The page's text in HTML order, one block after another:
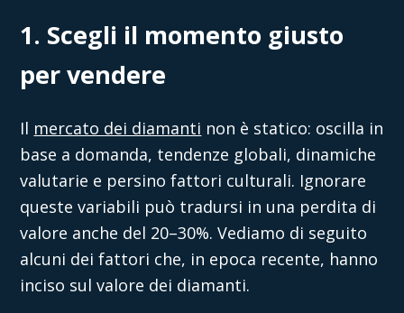
1. Scegli il momento giusto
per vendere
Il mercato dei diamanti non è statico: oscilla in
base a domanda, tendenze globali, dinamiche
valutarie e persino fattori culturali. Ignorare
queste variabili può tradursi in una perdita di
valore anche del 20–30%. Vediamo di seguito
alcuni dei fattori che, in epoca recente, hanno
inciso sul valore dei diamanti.